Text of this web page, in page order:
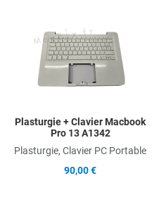
Add to Compare
Quick View
Plasturgie + Clavier Macbook
Pro 13 A1342
Plasturgie, Clavier PC Portable
90,00 €